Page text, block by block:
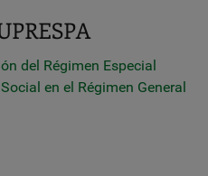
del Régimen Especial
en el Régimen General